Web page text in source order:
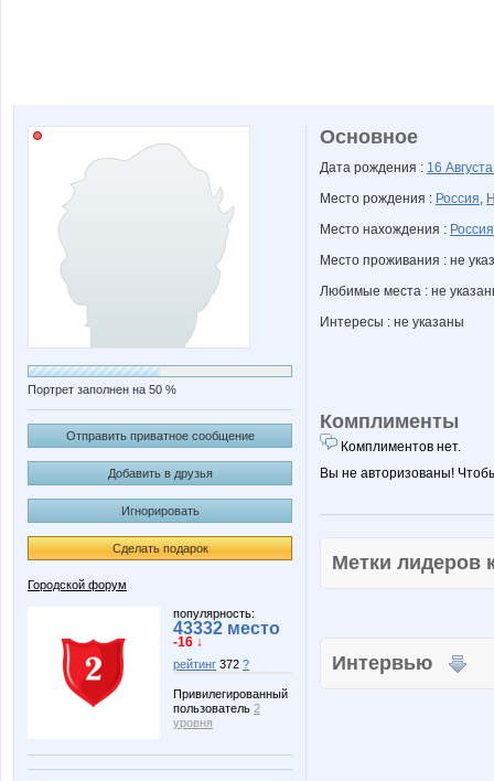
Портрет заполнен на 50 %
Отправить приватное сообщение
Добавить в друзья
Игнорировать
Сделать подарок
Городской форум
популярность:
43332 место
-16 ↓
рейтинг 372 ?
Привилегированный
пользователь 2
уровня
Основное
Дата рождения : 16
Место рождения : Россия,
Место нахождения : Россия
Место проживания : не
Любимые места : не
Интересы : не указаны
Комплименты
Комплиментов нет.
Вы не авторизованы!
Метки
Интервью